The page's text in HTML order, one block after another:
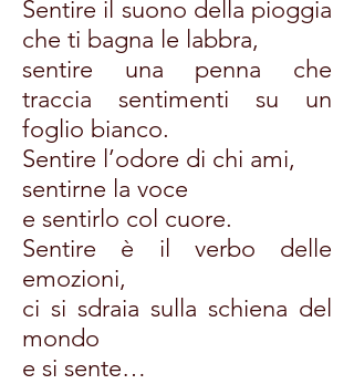
Sentire il suono della pioggia
che ti bagna le labbra,
sentire una penna che
traccia sentimenti su un
foglio bianco.
Sentire l’odore di chi ami,
sentirne la voce
e sentirlo col cuore.
Sentire è il verbo delle
emozioni,
ci si sdraia sulla schiena del
mondo
e si sente…